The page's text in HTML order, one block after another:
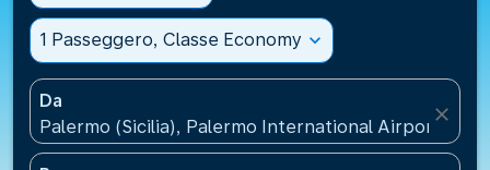
1 Passeggero, Classe Economy expand_more
Da
Palermo (Sicilia), Palermo International
close